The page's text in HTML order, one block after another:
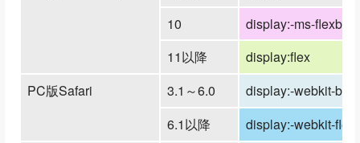
10
display:-ms-flexbox
11以降
display:flex
PC版Safari
3.1～6.0
display:-webkit-box
6.1以降
display:-webkit-flex